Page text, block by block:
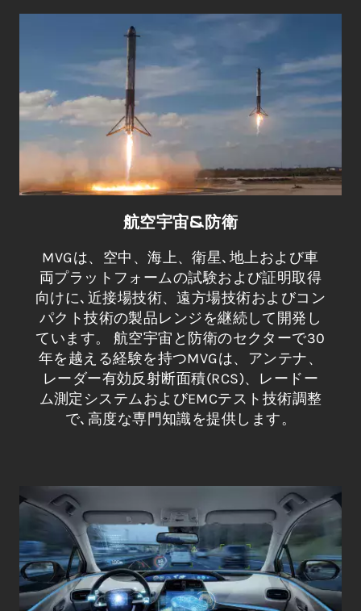
航空宇宙&防衛
MVGは、空中、海上、衛星､地上および車
両プラットフォームの試験および証明取得
向けに､近接場技術、遠方場技術およびコン
パクト技術の製品レンジを継続して開発し
ています。 航空宇宙と防衛のセクターで30
年を越える経験を持つMVGは、アンテナ、
レーダー有効反射断面積(RCS)、レードー
ム測定システムおよびEMCテスト技術調整
で､高度な専門知識を提供します。